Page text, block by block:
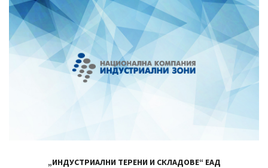
„ИНДУСТРИАЛНИ ТЕРЕНИ И СКЛАДОВЕ“ ЕАД